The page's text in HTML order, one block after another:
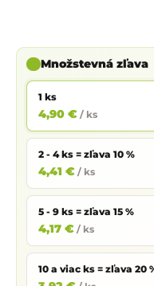
Množstevná zľava
1 ks
4,90 € / ks
2 - 4 ks = zľava 10 %
4,41 € / ks
5 - 9 ks = zľava 15 %
4,17 € / ks
10 a viac ks = zľava 20